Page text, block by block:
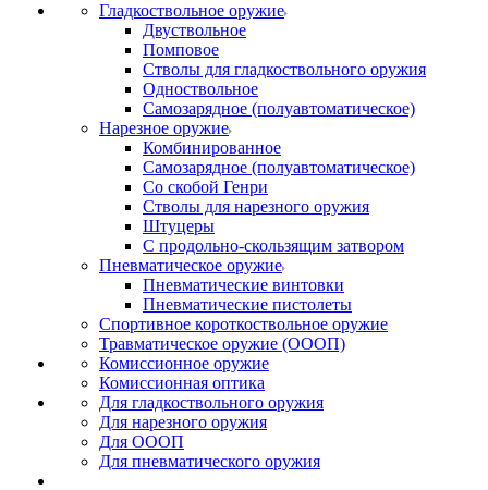
Гладкоствольное оружие
Двуствольное
Помповое
Стволы для гладкоствольного оружия
Одноствольное
Самозарядное (полуавтоматическое)
Нарезное оружие
Комбинированное
Самозарядное (полуавтоматическое)
Со скобой Генри
Стволы для нарезного оружия
Штуцеры
С продольно-скользящим затвором
Пневматическое оружие
Пневматические винтовки
Пневматические пистолеты
Спортивное короткоствольное оружие
Травматическое оружие (ОООП)
Комиссионное оружие
Комиссионная оптика
Для гладкоствольного оружия
Для нарезного оружия
Для ОООП
Для пневматического оружия